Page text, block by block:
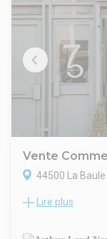
Structure :
Environnement :
façade, offrant
Destination :
hors restauration).
Données
Loyer annuel : 60
Prix de vente :
Rentabilité : 7 %
Contactez nous
Loire Océan
- 02.40.20.63.11
Vente
44500 La
Au cœur de La
avec un accès
Lire plus